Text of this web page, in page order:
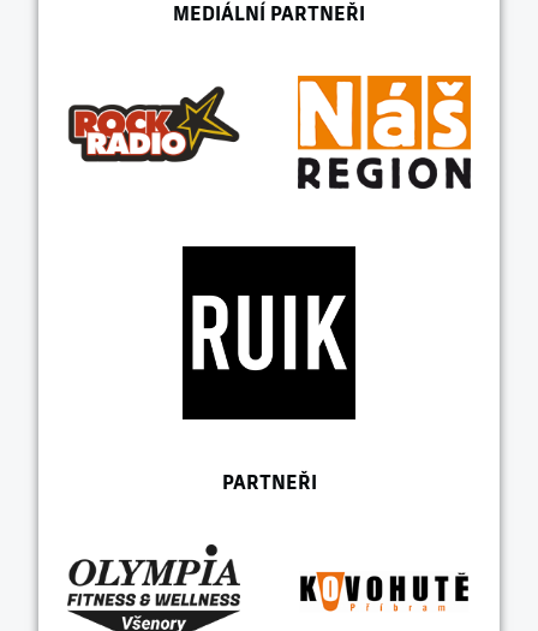
MEDIÁLNÍ PARTNEŘI
PARTNEŘI